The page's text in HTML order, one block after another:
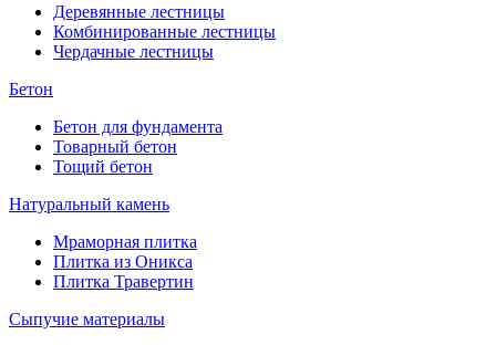
Деревянные лестницы
Комбинированные лестницы
Чердачные лестницы
Бетон
Бетон для фундамента
Товарный бетон
Тощий бетон
Натуральный камень
Мраморная плитка
Плитка из Оникса
Плитка Травертин
Сыпучие материалы